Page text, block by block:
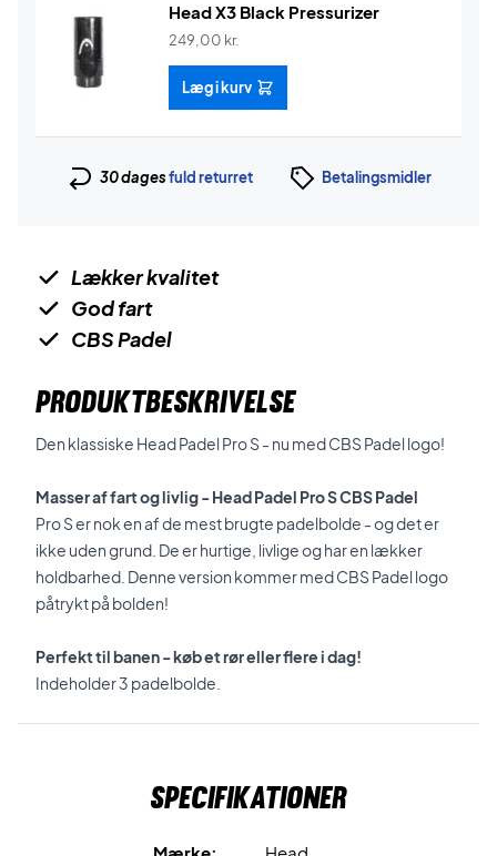
Head X3 Black Pressurizer
249,00 kr.
Læg i kurv
30 dagesfuld returret Betalingsmidler
Lækker kvalitet
God fart
CBS Padel
PRODUKTBESKRIVELSE
Den klassiske Head Padel Pro S - nu med CBS Padel logo!
Masser af fart og livlig - Head Padel Pro S CBS Padel
Pro S er nok en af de mest brugte padelbolde - og det er
ikke uden grund. De er hurtige, livlige og har en lækker
holdbarhed. Denne version kommer med CBS Padel logo
påtrykt på bolden!
Perfekt til banen - køb et rør eller flere i dag!
Indeholder 3 padelbolde.
Specifikationer